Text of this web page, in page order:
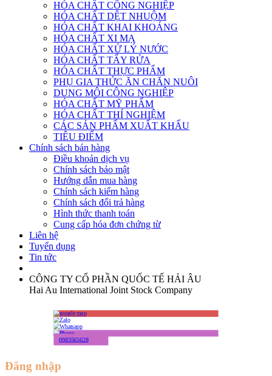
HÓA CHẤT CÔNG NGHIỆP
HÓA CHẤT DỆT NHUỘM
HÓA CHẤT KHAI KHOÁNG
HÓA CHẤT XI MẠ
HÓA CHẤT XỬ LÝ NƯỚC
HÓA CHẤT TẨY RỬA
HÓA CHẤT THỰC PHẨM
PHỤ GIA THỨC ĂN CHĂN NUÔI
DUNG MÔI CÔNG NGHIỆP
HÓA CHẤT MỸ PHẨM
HÓA CHẤT THÍ NGHIỆM
CÁC SẢN PHẨM XUẤT KHẨU
TIÊU ĐIỂM
Chính sách bán hàng
Điều khoản dịch vụ
Chính sách bảo mật
Hướng dẫn mua hàng
Chính sách kiểm hàng
Chính sách đổi trả hàng
Hình thức thanh toán
Cung cấp hóa đơn chứng từ
Liên hệ
Tuyển dụng
Tin tức
CÔNG TY CỔ PHẦN QUỐC TẾ HẢI ÂU
Hai Au International Joint Stock Company
0983565628
Đăng nhập